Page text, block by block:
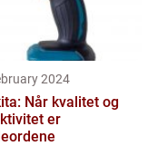
2024
Når kvalitet og
er